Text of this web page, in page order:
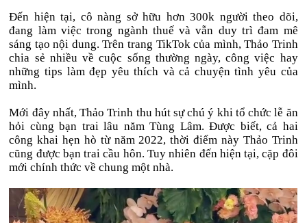
Đến hiện tại, cô nàng sở hữu hơn 300k người theo dõi,
đang làm việc trong ngành thuế và vẫn duy trì đam mê
sáng tạo nội dung. Trên trang TikTok của mình, Thảo Trinh
chia sẻ nhiều về cuộc sống thường ngày, công việc hay
những tips làm đẹp yêu thích và cả chuyện tình yêu của
mình.
Mới đây nhất, Thảo Trinh thu hút sự chú ý khi tổ chức lễ ăn
hỏi cùng bạn trai lâu năm Tùng Lâm. Được biết, cả hai
công khai hẹn hò từ năm 2022, thời điểm này Thảo Trinh
cũng được bạn trai cầu hôn. Tuy nhiên đến hiện tại, cặp đôi
mới chính thức về chung một nhà.